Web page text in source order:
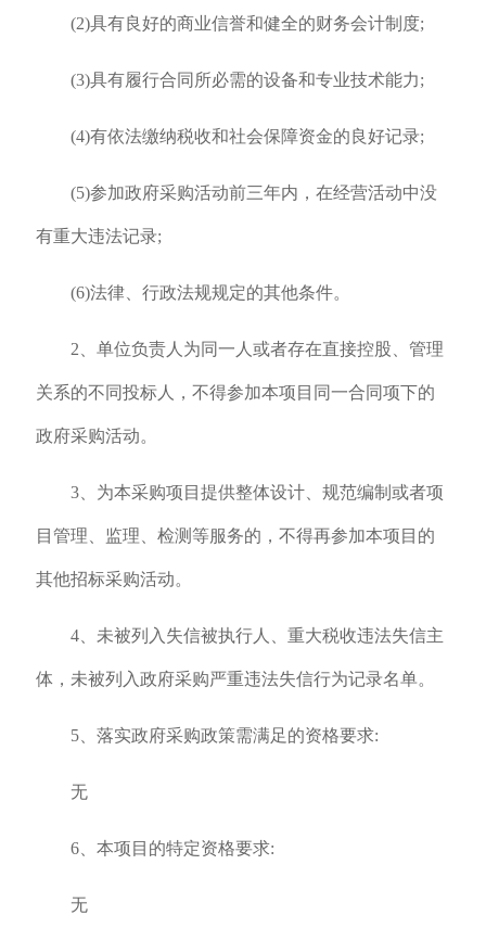
(2)具有良好的商业信誉和健全的财务会计制度;
(3)具有履行合同所必需的设备和专业技术能力;
(4)有依法缴纳税收和社会保障资金的良好记录;
(5)参加政府采购活动前三年内，在经营活动中没
有重大违法记录;
(6)法律、行政法规规定的其他条件。
2、单位负责人为同一人或者存在直接控股、管理
关系的不同投标人，不得参加本项目同一合同项下的
政府采购活动。
3、为本采购项目提供整体设计、规范编制或者项
目管理、监理、检测等服务的，不得再参加本项目的
其他招标采购活动。
4、未被列入失信被执行人、重大税收违法失信主
体，未被列入政府采购严重违法失信行为记录名单。
5、落实政府采购政策需满足的资格要求:
无
6、本项目的特定资格要求:
无